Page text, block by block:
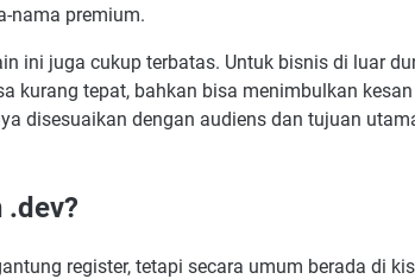
nama premium.
ini juga cukup terbatas. Untuk bisnis di luar
kurang tepat, bahkan bisa menimbulkan
disesuaikan dengan audiens dan tujuan
.dev?
register, tetapi secara umum berada di